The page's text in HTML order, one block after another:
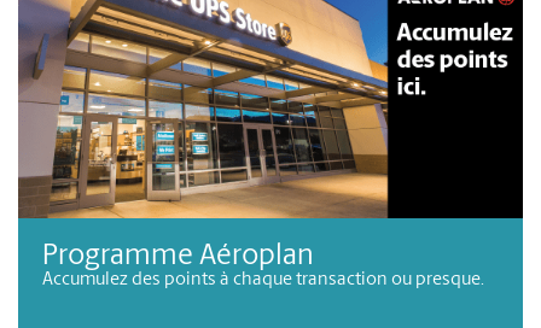
Programme Aéroplan
Accumulez des points à chaque transaction ou presque.